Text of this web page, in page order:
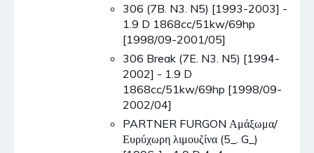
306 (7B. N3. N5) [1993-2003] -
1.9 D 1868cc/51kw/69hp
[1998/09-2001/05]
306 Break (7E. N3. N5) [1994-
2002] - 1.9 D
1868cc/51kw/69hp [1998/09-
2002/04]
PARTNER FURGON Αμάξωμα/
Ευρύχωρη λιμουζίνα (5_. G_)